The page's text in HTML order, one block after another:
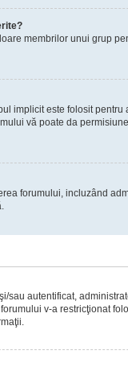
membrilor unui grup
implicit este folosit
vă poate da
forumului, incluzând
sau autentificat,
v-a restricţionat